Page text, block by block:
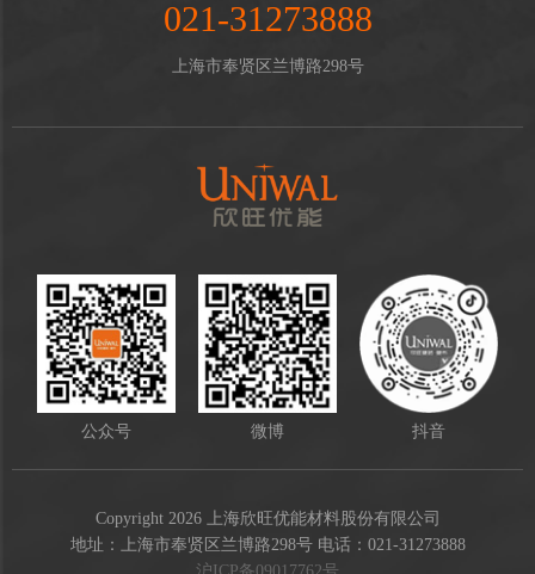
021-31273888
上海市奉贤区兰博路298号
公众号 微博 抖音
Copyright 2026 上海欣旺优能材料股份有限公司
地址：上海市奉贤区兰博路298号 电话：021-31273888